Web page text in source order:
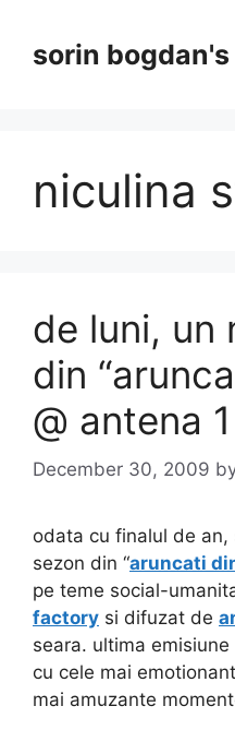
contentsorin
niculina
de luni, un
din
@ antena 1
December 30, 2009
odata cu finalul de
sezon din “aruncati
pe teme social-
factory si difuzat de
seara. ultima
cu cele mai
mai amuzante